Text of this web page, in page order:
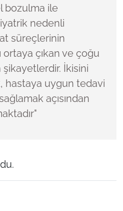
bozulma ile
nedenli
süreçlerinin
ortaya çıkan ve çoğu
İkisini
hastaya uygun tedavi
açısından